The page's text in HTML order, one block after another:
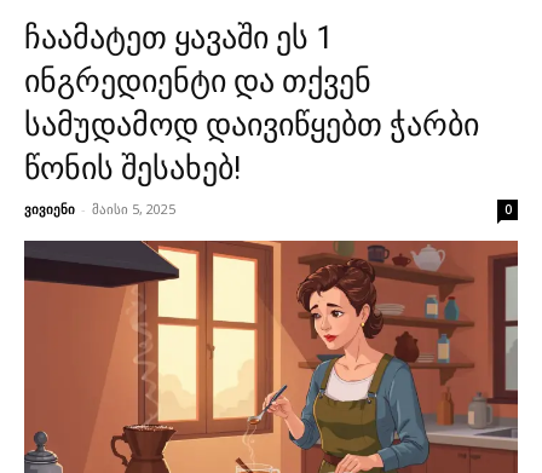
ჩაამატეთ ყავაში ეს 1
ინგრედიენტი და თქვენ
სამუდამოდ დაივიწყებთ ჭარბი
წონის შესახებ!
ვივიენი - მაისი 5, 2025 0